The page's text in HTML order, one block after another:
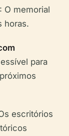
O memorial
horas.
para
escritórios